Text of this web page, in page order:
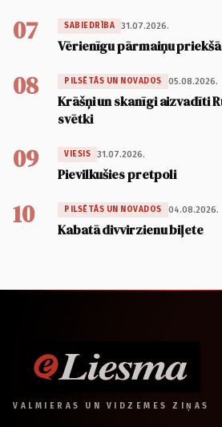
07 SABIEDRĪBA 31.07.2026.
Vērienīgu pārmaiņu priekšā
08 PILSĒTĀS UN NOVADOS 05.08.2026.
Krāšņi un skanīgi aizvadīti
svētki
09 VIESIS 31.07.2026.
Pievilkušies pretpoli
10 PILSĒTĀS UN NOVADOS 04.08.2026.
Kabatā divvirzienu biļete
VALMIERAS UN VIDZEMES ZIŅAS